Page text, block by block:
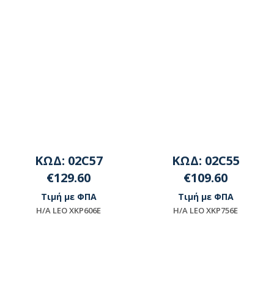
ΚΩΔ: 02C57
€129.60
Τιμή με ΦΠΑ
Η/Α LEO XKP606E
ΚΩΔ: 02C55
€109.60
Τιμή με ΦΠΑ
Η/Α LEO XKP756E